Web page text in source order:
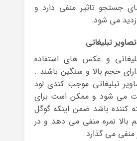
جستجو تاثیر منفی دارد و
می شود.
و عکس های استفاده
حجم بالا و سنگین باشند .
تبلیغاتی موجب کندی لود
می شود و ممکن است برای
کننده باشد ضمن اینکه گوگل
بالا نمره منفی می دهد و در
می گذارد.